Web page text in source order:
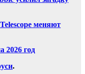
меняют
2026 год
.